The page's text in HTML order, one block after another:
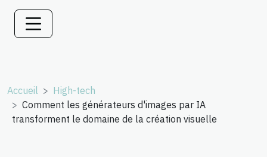
Accueil
High-tech
Comment les générateurs d'images par IA
transforment le domaine de la création visuelle